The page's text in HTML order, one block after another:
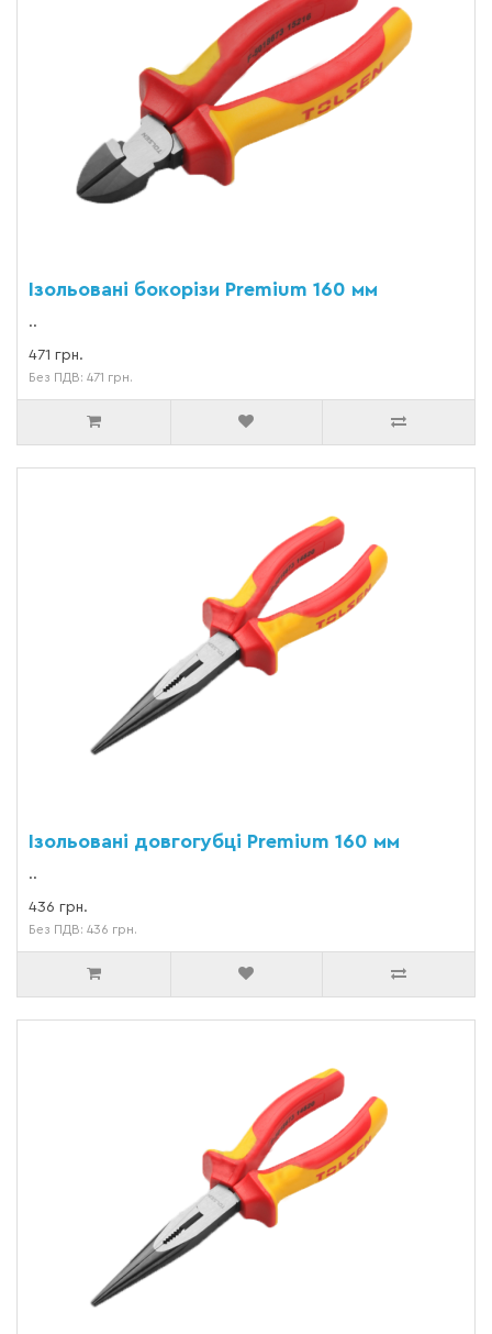
Ізольовані бокорізи Premium 160 мм
..
471 грн.
Без ПДВ: 471 грн.
Ізольовані довгогубці Premium 160 мм
..
436 грн.
Без ПДВ: 436 грн.